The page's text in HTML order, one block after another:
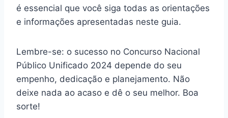
é essencial que você siga todas as orientações
e informações apresentadas neste guia.
Lembre-se: o sucesso no Concurso Nacional
Público Unificado 2024 depende do seu
empenho, dedicação e planejamento. Não
deixe nada ao acaso e dê o seu melhor. Boa
sorte!